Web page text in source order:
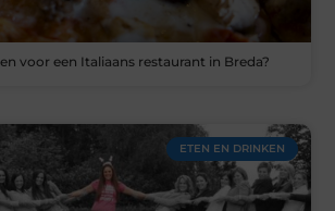
voor een Italiaans restaurant in Breda?
ETEN EN DRINKEN